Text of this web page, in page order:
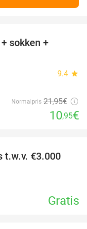
sokken +
9.4 star
Normalpris 21,95€
10,95€
t.w.v. €3.000
Gratis